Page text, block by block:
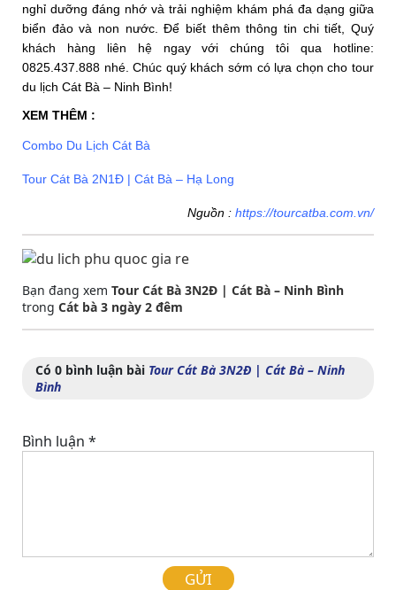
nghỉ dưỡng đáng nhớ và trải nghiệm khám phá đa dạng giữa
biển đảo và non nước. Để biết thêm thông tin chi tiết, Quý
khách hàng liên hệ ngay với chúng tôi qua hotline:
0825.437.888 nhé. Chúc quý khách sớm có lựa chọn cho tour
du lịch Cát Bà – Ninh Bình!
XEM THÊM :
Combo Du Lịch Cát Bà
Tour Cát Bà 2N1Đ | Cát Bà – Hạ Long
Nguồn : https://tourcatba.com.vn/
Bạn đang xem Tour Cát Bà 3N2Đ | Cát Bà – Ninh Bình
trong Cát bà 3 ngày 2 đêm
Có 0 bình luận bài Tour Cát Bà 3N2Đ | Cát Bà – Ninh
Bình
Bình luận *
GỬI